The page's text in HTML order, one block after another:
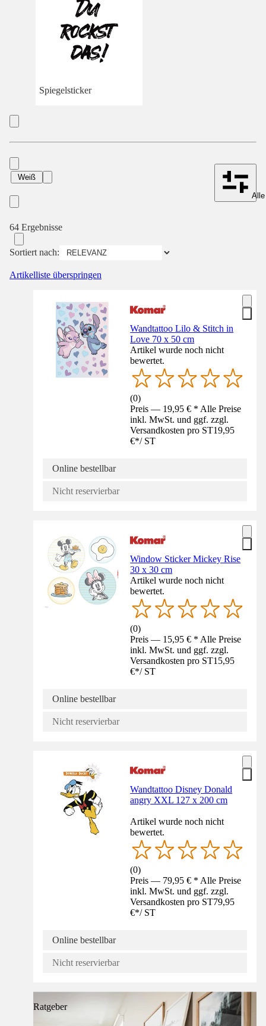
Spiegelsticker
Weiß
64 Ergebnisse
Sortiert nach:
Artikelliste überspringen
Wandtattoo Lilo & Stitch in
Love 70 x 50 cm
Artikel wurde noch nicht
bewertet.
(0)
Preis — 19,95 € * Alle Preise
inkl. MwSt. und ggf. zzgl.
Versandkosten pro ST19,95
€*/ ST
Online bestellbar
Nicht reservierbar
Window Sticker Mickey Rise
30 x 30 cm
Artikel wurde noch nicht
bewertet.
(0)
Preis — 15,95 € * Alle Preise
inkl. MwSt. und ggf. zzgl.
Versandkosten pro ST15,95
€*/ ST
Online bestellbar
Nicht reservierbar
Wandtattoo Disney Donald
angry XXL 127 x 200 cm
Artikel wurde noch nicht
bewertet.
(0)
Preis — 79,95 € * Alle Preise
inkl. MwSt. und ggf. zzgl.
Versandkosten pro ST79,95
€*/ ST
Online bestellbar
Nicht reservierbar
Ratgeber